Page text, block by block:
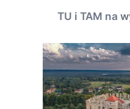
TU i TAM na